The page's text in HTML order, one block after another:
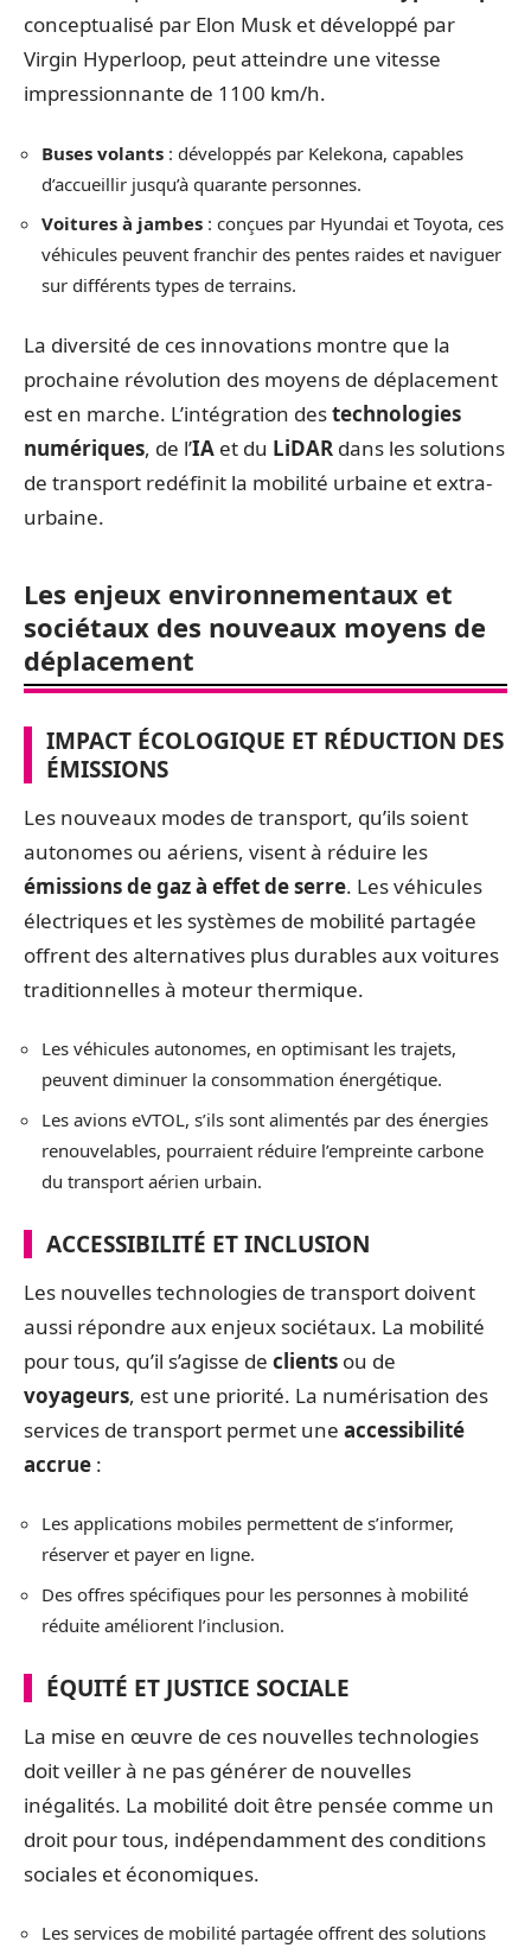
conceptualisé par Elon Musk et développé par
Virgin Hyperloop, peut atteindre une vitesse
impressionnante de 1100 km/h.
Buses volants : développés par Kelekona, capables
d’accueillir jusqu’à quarante personnes.
Voitures à jambes : conçues par Hyundai et Toyota, ces
véhicules peuvent franchir des pentes raides et naviguer
sur différents types de terrains.
La diversité de ces innovations montre que la
prochaine révolution des moyens de déplacement
est en marche. L’intégration destechnologies
numériques, de l’IA et du LiDAR dans les solutions
de transport redéfinit la mobilité urbaine et extra-
urbaine.
Les enjeux environnementaux et
sociétaux des nouveaux moyens de
déplacement
IMPACT ÉCOLOGIQUE ET RÉDUCTION DES
ÉMISSIONS
Les nouveaux modes de transport, qu’ils soient
autonomes ou aériens, visent à réduire les
émissions de gaz à effet de serre. Les véhicules
électriques et les systèmes de mobilité partagée
offrent des alternatives plus durables aux voitures
traditionnelles à moteur thermique.
Les véhicules autonomes, en optimisant les trajets,
peuvent diminuer la consommation énergétique.
Les avions eVTOL, s’ils sont alimentés par des énergies
renouvelables, pourraient réduire l’empreinte carbone
du transport aérien urbain.
ACCESSIBILITÉ ET INCLUSION
Les nouvelles technologies de transport doivent
aussi répondre aux enjeux sociétaux. La mobilité
pour tous, qu’il s’agisse de clients ou de
voyageurs, est une priorité. La numérisation des
services de transport permet une accessibilité
accrue :
Les applications mobiles permettent de s’informer,
réserver et payer en ligne.
Des offres spécifiques pour les personnes à mobilité
réduite améliorent l’inclusion.
ÉQUITÉ ET JUSTICE SOCIALE
La mise en œuvre de ces nouvelles technologies
doit veiller à ne pas générer de nouvelles
inégalités. La mobilité doit être pensée comme un
droit pour tous, indépendamment des conditions
sociales et économiques.
Les services de mobilité partagée offrent des solutions